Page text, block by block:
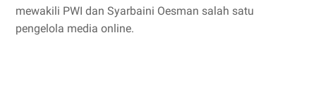
mewakili PWI dan Syarbaini Oesman salah satu
pengelola media online.